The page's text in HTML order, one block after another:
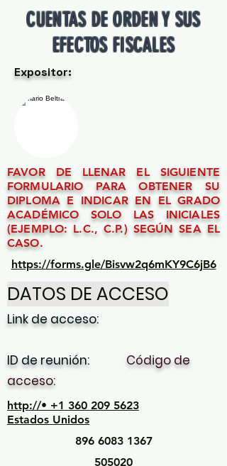
CUENTAS DE ORDEN Y SUS
EFECTOS FISCALES
Expositor:
FAVOR DE LLENAR EL SIGUIENTE
FORMULARIO PARA OBTENER SU
DIPLOMA E INDICAR EN EL GRADO
ACADÉMICO SOLO LAS INICIALES
(EJEMPLO: L.C., C.P.) SEGÚN SEA EL
CASO.
https://forms.gle/Bisvw2q6mKY9C6jB6
DATOS DE ACCESO
Link de acceso:
ID de reunión: Código de
acceso:
http://• +1 360 209 5623
Estados Unidos
896 6083 1367
505020